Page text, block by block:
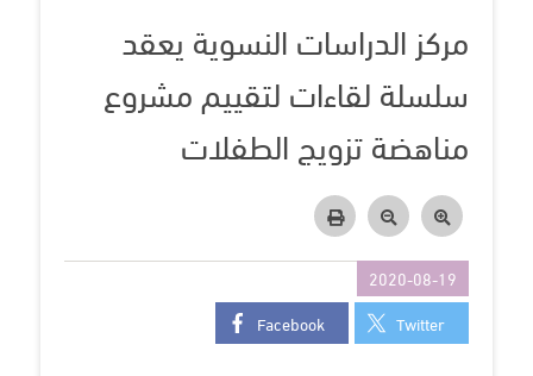
مركز الدراسات النسوية يعقد
سلسلة لقاءات لتقييم مشروع
مناهضة تزويج الطفلات
2020-08-19
Facebook
Twitter